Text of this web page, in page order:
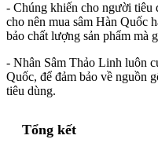
- Chúng khiến cho người tiêu
cho nên mua sâm Hàn Quốc
bảo chất lượng sản phẩm mà
- Nhân Sâm Thảo Linh luôn
Quốc, để đảm bảo về nguồn
tiêu dùng.
Tổng kết